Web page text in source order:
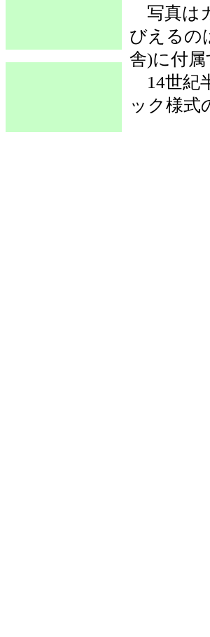
写真は
びえるの
舎)に付
14世紀
ック様式